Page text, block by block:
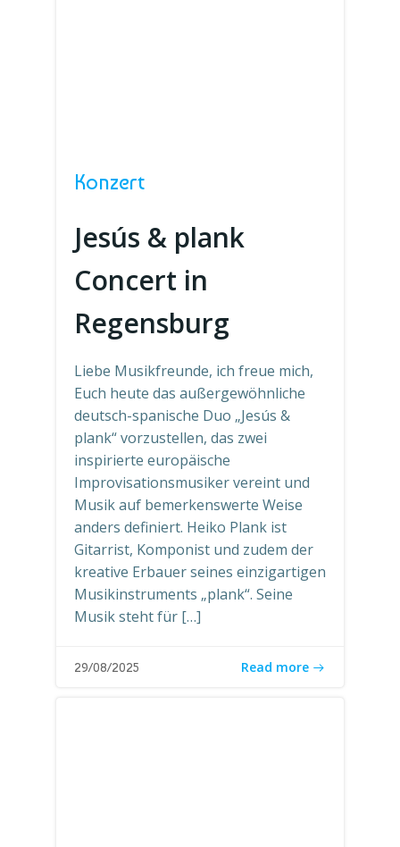
Konzert
Jesús & plank
Concert in
Regensburg
Liebe Musikfreunde, ich freue mich,
Euch heute das außergewöhnliche
deutsch-spanische Duo „Jesús &
plank“ vorzustellen, das zwei
inspirierte europäische
Improvisationsmusiker vereint und
Musik auf bemerkenswerte Weise
anders definiert. Heiko Plank ist
Gitarrist, Komponist und zudem der
kreative Erbauer seines einzigartigen
Musikinstruments „plank“. Seine
Musik steht für […]
29/08/2025 Read more